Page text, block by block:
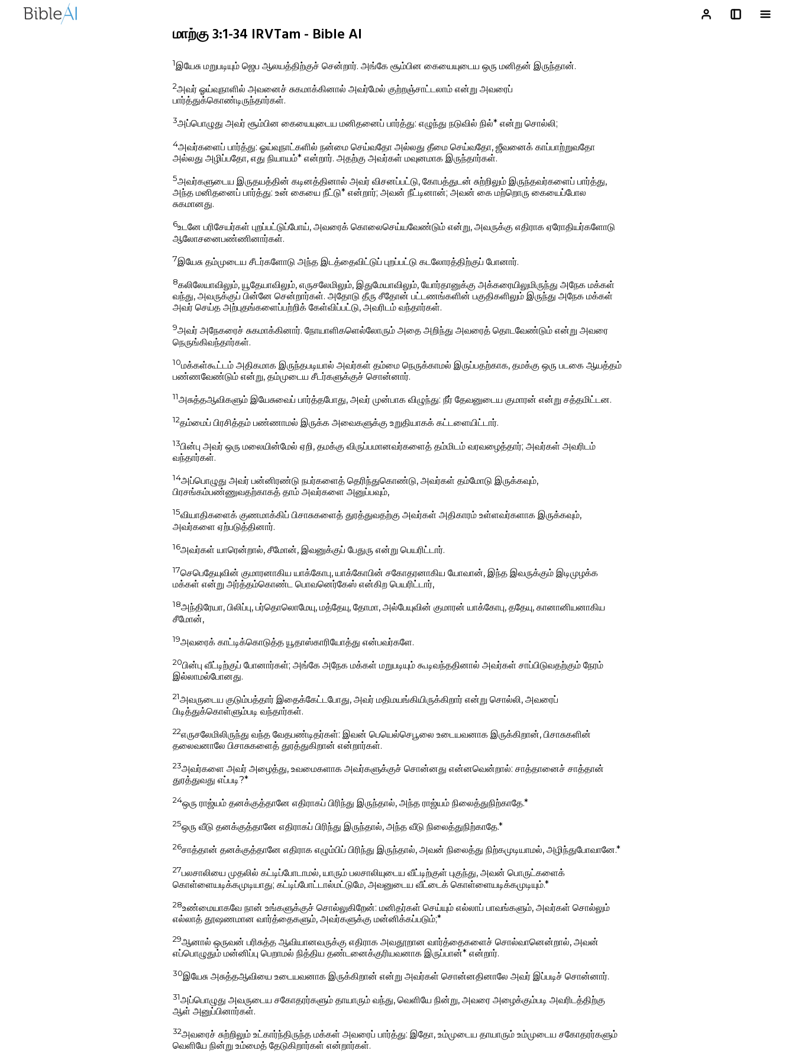
மாற்கு 3:1-34 IRVTam - Bible AI
1இயேசு மறுபடியும் ஜெப ஆலயத்திற்குச் சென்றார். அங்கே சூம்பின கையையுடைய ஒரு மனிதன் இருந்தான்.
2அவர் ஓய்வுநாளில் அவனைச் சுகமாக்கினால் அவர்மேல் குற்றஞ்சாட்டலாம் என்று அவரைப்
பார்த்துக்கொண்டிருந்தார்கள்.
3அப்பொழுது அவர் சூம்பின கையையுடைய மனிதனைப் பார்த்து: எழுந்து நடுவில் நில்* என்று சொல்லி;
4அவர்களைப் பார்த்து: ஓய்வுநாட்களில் நன்மை செய்வதோ அல்லது தீமை செய்வதோ, ஜீவனைக் காப்பாற்றுவதோ
அல்லது அழிப்பதோ, எது நியாயம்* என்றார். அதற்கு அவர்கள் மவுனமாக இருந்தார்கள்.
5அவர்களுடைய இருதயத்தின் கடினத்தினால் அவர் விசனப்பட்டு, கோபத்துடன் சுற்றிலும் இருந்தவர்களைப் பார்த்து,
அந்த மனிதனைப் பார்த்து: உன் கையை நீட்டு* என்றார்; அவன் நீட்டினான்; அவன் கை மற்றொரு கையைப்போல
சுகமானது.
6உடனே பரிசேயர்கள் புறப்பட்டுப்போய், அவரைக் கொலைசெய்யவேண்டும் என்று, அவருக்கு எதிராக ஏரோதியர்களோடு
ஆலோசனைபண்ணினார்கள்.
7இயேசு தம்முடைய சீடர்களோடு அந்த இடத்தைவிட்டுப் புறப்பட்டு கடலோரத்திற்குப் போனார்.
8கலிலேயாவிலும், யூதேயாவிலும், எருசலேமிலும், இதுமேயாவிலும், யோர்தானுக்கு அக்கரையிலுமிருந்து அநேக மக்கள்
வந்து, அவருக்குப் பின்னே சென்றார்கள். அதோடு தீரு சீதோன் பட்டணங்களின் பகுதிகளிலும் இருந்து அநேக மக்கள்
அவர் செய்த அற்புதங்களைப்பற்றிக் கேள்விப்பட்டு, அவரிடம் வந்தார்கள்.
9அவர் அநேகரைச் சுகமாக்கினார். நோயாளிகளெல்லோரும் அதை அறிந்து அவரைத் தொடவேண்டும் என்று அவரை
நெருங்கிவந்தார்கள்.
10மக்கள்கூட்டம் அதிகமாக இருந்தபடியால் அவர்கள் தம்மை நெருக்காமல் இருப்பதற்காக, தமக்கு ஒரு படகை ஆயத்தம்
பண்ணவேண்டும் என்று, தம்முடைய சீடர்களுக்குச் சொன்னார்.
11அசுத்தஆவிகளும் இயேசுவைப் பார்த்தபோது, அவர் முன்பாக விழுந்து: நீர் தேவனுடைய குமாரன் என்று சத்தமிட்டன.
12தம்மைப் பிரசித்தம் பண்ணாமல் இருக்க அவைகளுக்கு உறுதியாகக் கட்டளையிட்டார்.
13பின்பு அவர் ஒரு மலையின்மேல் ஏறி, தமக்கு விருப்பமானவர்களைத் தம்மிடம் வரவழைத்தார்; அவர்கள் அவரிடம்
வந்தார்கள்.
14அப்பொழுது அவர் பன்னிரண்டு நபர்களைத் தெரிந்துகொண்டு, அவர்கள் தம்மோடு இருக்கவும்,
பிரசங்கம்பண்ணுவதற்காகத் தாம் அவர்களை அனுப்பவும்,
15வியாதிகளைக் குணமாக்கிப் பிசாசுகளைத் துரத்துவதற்கு அவர்கள் அதிகாரம் உள்ளவர்களாக இருக்கவும்,
அவர்களை ஏற்படுத்தினார்.
16அவர்கள் யாரென்றால், சீமோன், இவனுக்குப் பேதுரு என்று பெயரிட்டார்.
17செபெதேயுவின் குமாரனாகிய யாக்கோபு, யாக்கோபின் சகோதரனாகிய யோவான், இந்த இவருக்கும் இடிமுழக்க
மக்கள் என்று அர்த்தம்கொண்ட பொவனெர்கேஸ் என்கிற பெயரிட்டார்,
18அந்திரேயா, பிலிப்பு, பர்தொலொமேயு, மத்தேயு, தோமா, அல்பேயுவின் குமாரன் யாக்கோபு, ததேயு, கானானியனாகிய
சீமோன்,
19அவரைக் காட்டிக்கொடுத்த யூதாஸ்காரியோத்து என்பவர்களே.
20பின்பு வீட்டிற்குப் போனார்கள்; அங்கே அநேக மக்கள் மறுபடியும் கூடிவந்ததினால் அவர்கள் சாப்பிடுவதற்கும் நேரம்
இல்லாமல்போனது.
21அவருடைய குடும்பத்தார் இதைக்கேட்டபோது, அவர் மதிமயங்கியிருக்கிறார் என்று சொல்லி, அவரைப்
பிடித்துக்கொள்ளும்படி வந்தார்கள்.
22எருசலேமிலிருந்து வந்த வேதபண்டிதர்கள்: இவன் பெயெல்செபூலை உடையவனாக இருக்கிறான், பிசாசுகளின்
தலைவனாலே பிசாசுகளைத் துரத்துகிறான் என்றார்கள்.
23அவர்களை அவர் அழைத்து, உவமைகளாக அவர்களுக்குச் சொன்னது என்னவென்றால்: சாத்தானைச் சாத்தான்
துரத்துவது எப்படி?*
24ஒரு ராஜ்யம் தனக்குத்தானே எதிராகப் பிரிந்து இருந்தால், அந்த ராஜ்யம் நிலைத்துநிற்காதே.*
25ஒரு வீடு தனக்குத்தானே எதிராகப் பிரிந்து இருந்தால், அந்த வீடு நிலைத்துநிற்காதே.*
26சாத்தான் தனக்குத்தானே எதிராக எழும்பிப் பிரிந்து இருந்தால், அவன் நிலைத்து நிற்கமுடியாமல், அழிந்துபோவானே.*
27பலசாலியை முதலில் கட்டிப்போடாமல், யாரும் பலசாலியுடைய வீட்டிற்குள் புகுந்து, அவன் பொருட்களைக்
கொள்ளையடிக்கமுடியாது; கட்டிப்போட்டால்மட்டுமே, அவனுடைய வீட்டைக் கொள்ளையடிக்கமுடியும்.*
28உண்மையாகவே நான் உங்களுக்குச் சொல்லுகிறேன்: மனிதர்கள் செய்யும் எல்லாப் பாவங்களும், அவர்கள் சொல்லும்
எல்லாத் தூஷணமான வார்த்தைகளும், அவர்களுக்கு மன்னிக்கப்படும்;*
29ஆனால் ஒருவன் பரிசுத்த ஆவியானவருக்கு எதிராக அவதூறான வார்த்தைகளைச் சொல்வானென்றால், அவன்
எப்பொழுதும் மன்னிப்பு பெறாமல் நித்திய தண்டனைக்குரியவனாக இருப்பான்* என்றார்.
30இயேசு அசுத்தஆவியை உடையவனாக இருக்கிறான் என்று அவர்கள் சொன்னதினாலே அவர் இப்படிச் சொன்னார்.
31அப்பொழுது அவருடைய சகோதரர்களும் தாயாரும் வந்து, வெளியே நின்று, அவரை அழைக்கும்படி அவரிடத்திற்கு
ஆள் அனுப்பினார்கள்.
32அவரைச் சுற்றிலும் உட்கார்ந்திருந்த மக்கள் அவரைப் பார்த்து: இதோ, உம்முடைய தாயாரும் உம்முடைய சகோதரர்களும்
வெளியே நின்று உம்மைத் தேடுகிறார்கள் என்றார்கள்.